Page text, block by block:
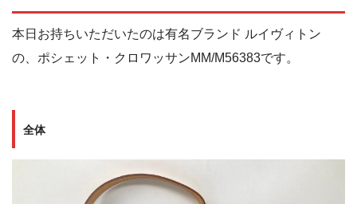
本日お持ちいただいたのは有名ブランド ルイヴィトン
の、ポシェット・クロワッサンMM/M56383です。
全体